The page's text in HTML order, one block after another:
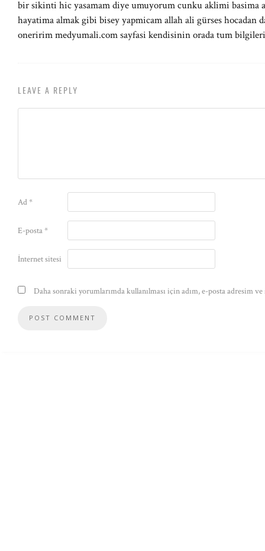
bir sikinti hic yasamam diye umuyorum cunku aklimi
hayatima almak gibi bisey yapmicam allah ali gürses hocadan
oneririm medyumali.com sayfasi kendisinin orada tum
LEAVE A REPLY
Ad*
E-posta*
İnternet sitesi
Daha sonraki yorumlarımda kullanılması için adım, e-posta adresim